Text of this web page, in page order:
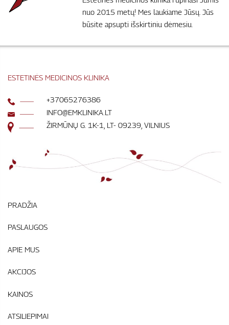
nuo 2015 metų! Mes laukiame Jūsų. Jūs
būsite apsupti išskirtiniu dėmesiu.
ESTETINĖS MEDICINOS KLINIKA
+37065276386
INFO@EMKLINIKA.LT
ŽIRMŪNŲ G. 1K-1, LT- 09239, VILNIUS
PRADŽIA
PASLAUGOS
APIE MUS
AKCIJOS
KAINOS
ATSILIEPIMAI